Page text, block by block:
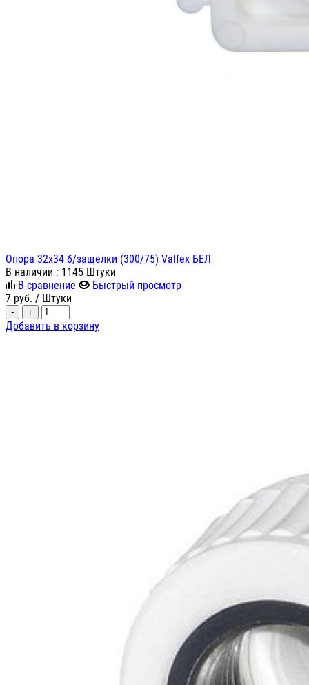
Опора 32х34 б/защелки (300/75) Valfex БЕЛ
В наличии : 1145 Штуки
В сравнение
Быстрый просмотр
7 руб. / Штуки
- +
Добавить в корзину